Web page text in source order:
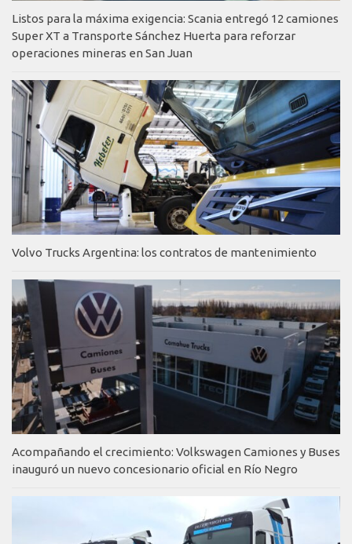
Listos para la máxima exigencia: Scania entregó 12 camiones
Super XT a Transporte Sánchez Huerta para reforzar
operaciones mineras en San Juan
Volvo Trucks Argentina: los contratos de mantenimiento
Acompañando el crecimiento: Volkswagen Camiones y Buses
inauguró un nuevo concesionario oficial en Río Negro